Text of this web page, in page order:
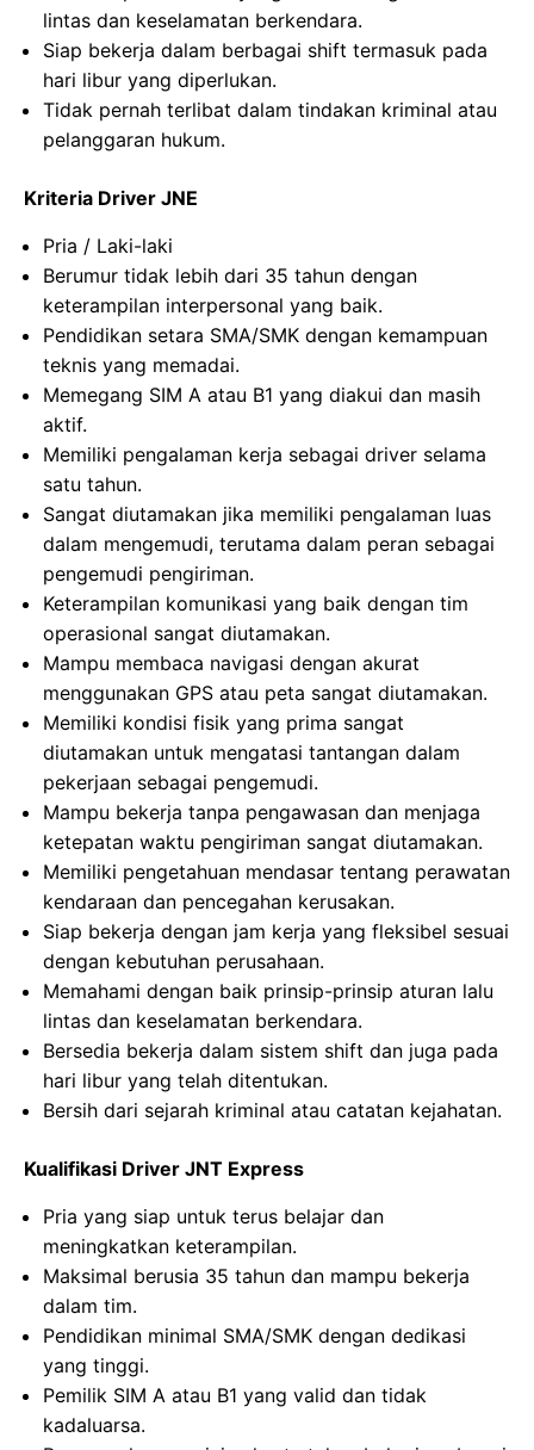
lintas dan keselamatan berkendara.
Siap bekerja dalam berbagai shift termasuk pada
hari libur yang diperlukan.
Tidak pernah terlibat dalam tindakan kriminal atau
pelanggaran hukum.
Kriteria Driver JNE
Pria / Laki-laki
Berumur tidak lebih dari 35 tahun dengan
keterampilan interpersonal yang baik.
Pendidikan setara SMA/SMK dengan kemampuan
teknis yang memadai.
Memegang SIM A atau B1 yang diakui dan masih
aktif.
Memiliki pengalaman kerja sebagai driver selama
satu tahun.
Sangat diutamakan jika memiliki pengalaman luas
dalam mengemudi, terutama dalam peran sebagai
pengemudi pengiriman.
Keterampilan komunikasi yang baik dengan tim
operasional sangat diutamakan.
Mampu membaca navigasi dengan akurat
menggunakan GPS atau peta sangat diutamakan.
Memiliki kondisi fisik yang prima sangat
diutamakan untuk mengatasi tantangan dalam
pekerjaan sebagai pengemudi.
Mampu bekerja tanpa pengawasan dan menjaga
ketepatan waktu pengiriman sangat diutamakan.
Memiliki pengetahuan mendasar tentang perawatan
kendaraan dan pencegahan kerusakan.
Siap bekerja dengan jam kerja yang fleksibel sesuai
dengan kebutuhan perusahaan.
Memahami dengan baik prinsip-prinsip aturan lalu
lintas dan keselamatan berkendara.
Bersedia bekerja dalam sistem shift dan juga pada
hari libur yang telah ditentukan.
Bersih dari sejarah kriminal atau catatan kejahatan.
Kualifikasi Driver JNT Express
Pria yang siap untuk terus belajar dan
meningkatkan keterampilan.
Maksimal berusia 35 tahun dan mampu bekerja
dalam tim.
Pendidikan minimal SMA/SMK dengan dedikasi
yang tinggi.
Pemilik SIM A atau B1 yang valid dan tidak
kadaluarsa.